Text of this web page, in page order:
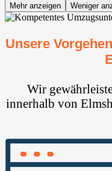
Mehr anzeigen Weniger
Unsere
Wir
innerhalb von